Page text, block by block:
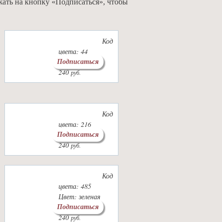
Код
цвета: 44
Цвет: лиловый
240руб.
Подписаться
Код
цвета: 216
Цвет: мимоза
240руб.
Подписаться
Код
цвета: 485
Цвет: зеленая
черепаха
240руб.
Подписаться